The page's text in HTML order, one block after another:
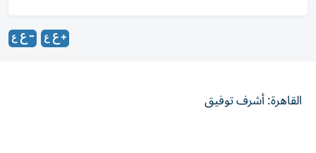
القاهرة: أشرف توفيق